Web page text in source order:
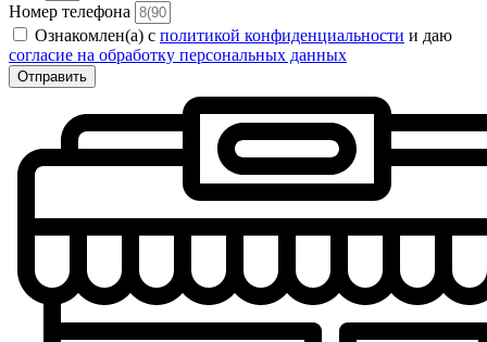
Номер телефона
Ознакомлен(а) с политикой конфиденциальности и даю
согласие на обработку персональных данных
Отправить